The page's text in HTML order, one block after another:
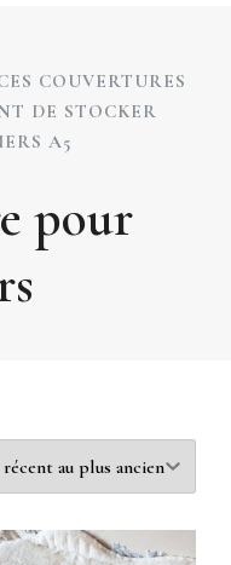
COUVERTURES
DE STOCKER
A5
pour